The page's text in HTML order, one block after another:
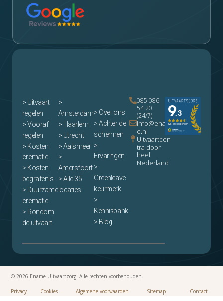
> Uitvaart
regelen
> Vooraf
regelen
> Kosten
crematie
> Kosten
begrafenis
> Duurzame
crematie
> Rondom
de uitvaart
>
Amsterdam
> Haarlem
> Utrecht
> Aalsmeer
>
Amersfoort
> Alle 35
locaties
> Over ons
> Achter de
schermen
>
Ervaringen
>
Greenleave
keurmerk
>
Kennisbank
> Blog
085 086
54 20
(24/7)
info@enam
e.nl
Uitvaartcen
tra door
heel
Nederland
© 2026 Ename Uitvaartzorg. Alle rechten voorbehouden.
Privacy CookiesAlgemene voorwaarden Sitemap Contact